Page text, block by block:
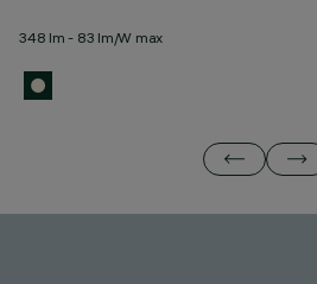
348 lm - 83 lm/W max